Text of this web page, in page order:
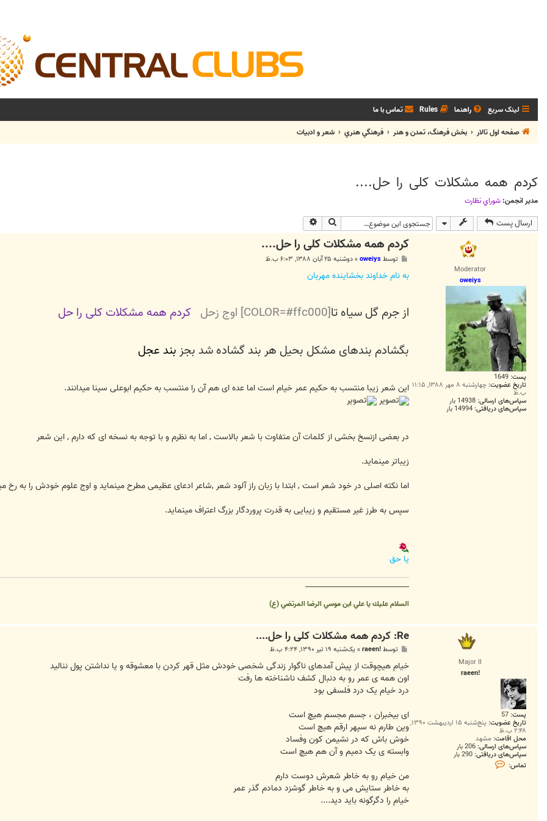
لینک سریع راهنما Rules تماس با ما
صفحه اول تالار
بخش فرهنگ، تمدن و هنر فرهنگي هنري شعر و ادبيات
کردم همه مشکلات کلی را حل....
مدیر انجمن: شوراي نظارت
ارسال پست جستجو
Moderator
oweiys
پست: 1649
تاریخ عضویت: چهارشنبه ۸ مهر ۱۳۸۸, ۱۱:۱۵
ب.ظ
سپاس‌های ارسالی: 14938 بار
سپاس‌های دریافتی: 14994 بار
کردم همه مشکلات کلی را حل....
ت
توسطoweiys
»دوشنبه ۲۵ آبان ۱۳۸۸, ۶:۰۳ ب.ظ
به نام خداوند بخشاینده مهربان
از جرم گل سیاه تا[COLOR=#ffc000] اوج زحل کردم همه مشکلات کلی را حل
بگشادم بندهای مشکل بحیل هر بند گشاده شد بجز بند عجل
این شعر زیبا منتسب به حکیم عمر خیام است اما عده ای هم آن را منتسب به حکیم ابوعلی سینا میدانند.
در بعضی ازنسخ بخشی از کلمات آن متفاوت با شعر بالاست , اما به نظرم و با توجه به نسخه ای که دارم , این شعر
زیباتر مینماید.
اما نکته اصلی در خود شعر است , ابتدا با زبان راز آلود شعر ,شاعر ادعای عظیمی مطرح مینماید و اوج علوم خودش را به رخ
سپس به طرز غیر مستقیم و زیبایی به قدرت پروردگار بزرگ اعتراف مینماید.
یا حق
__________________________________
السلام عليك يا علي ابن موسي الرضا المرتضي (ع)
Major II
!raeen
پست: 57
تاریخ عضویت: پنج‌شنبه ۱۵ اردیبهشت ۱۳۹۰,
۲:۴۸ ب.ظ
محل اقامت: مشهد
سپاس‌های ارسالی: 206 بار
سپاس‌های دریافتی: 290 بار
تماس:
ت
Re: کردم همه مشکلات کلی را حل....
ت
توسط!raeen
» یک‌شنبه ۱۹ تیر ۱۳۹۰, ۴:۲۴ ب.ظ
خیام هیچوقت از پیش آمدهای ناگوار زندگی شخصی خودش مثل قهر کردن با معشوقه و یا نداشتن پول ننالید
اون همه ی عمر رو به دنبال کشف ناشناخته ها رفت
درد خیام یک درد فلسفی بود
ای بیخبران ، جسم مجسم هیچ است
وین طارم نه سپهر ارقم هیچ است
خوش باش که در نشیمن کون وفساد
وابسته ی یک دمیم و آن هم هیچ است
من خیام رو به خاطر شعرش دوست دارم
به خاطر ستایش می و به خاطر گوشزد دمادم گذر عمر
خیام را دگرگونه باید دید....